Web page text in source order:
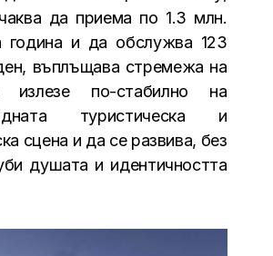
да приема по 1.3 млн.
година и да обслужва 123
въплъщава стремежа на
по-стабилно на
туристическа и
сцена и да се развива, без
душата и идентичността